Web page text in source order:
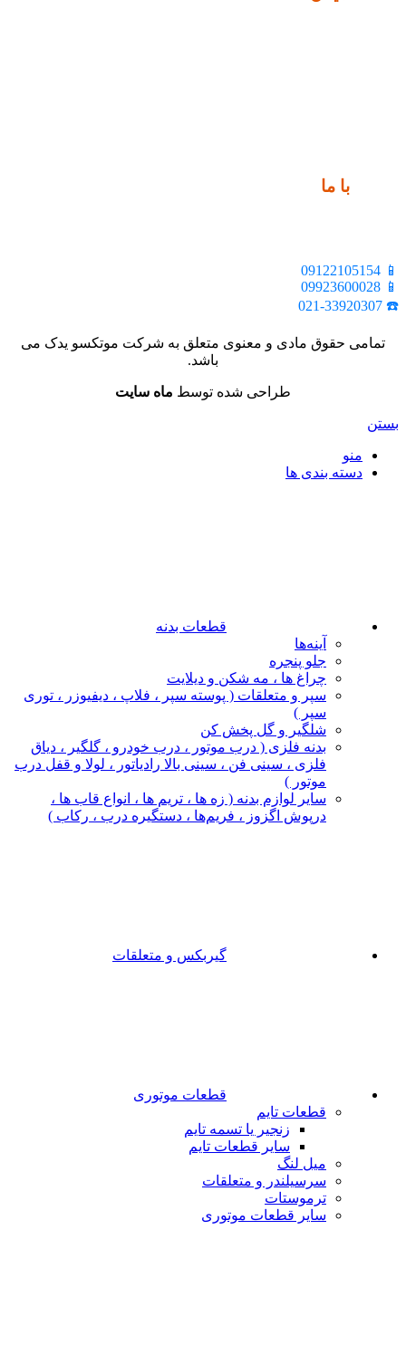
با ما
📱 09122105154
📱 09923600028
☎️ 021-33920307
تمامی حقوق مادی و معنوی متعلق به شرکت موتکسو یدک می
باشد.
طراحی شده توسط ماه سایت
بستن
منو
دسته بندی ها
قطعات بدنه
آینه‌ها
جلو پنجره
چراغ‌ ها ، مه‌ شکن و دیلایت
سپر و متعلقات ( پوسته سپر ، فلاپ ، دیفیوزر ، توری
سپر )
شلگیر و گل‌ پخش‌ کن
بدنه فلزی ( درب موتور ، درب خودرو ، گلگیر ، دیاق
فلزی ، سینی فن ، سینی بالا رادیاتور ، لولا و قفل درب
موتور )
سایر لوازم بدنه ( زه ها ، تریم ها ، انواع قاب ها ،
درپوش اگزوز ، فریم‌ها ، دستگیره درب ، رکاب )
گیربکس و متعلقات
قطعات موتوری
قطعات تایم
زنجیر یا تسمه تایم
سایر قطعات تایم
میل لنگ
سرسیلندر و متعلقات
ترموستات
سایر قطعات موتوری